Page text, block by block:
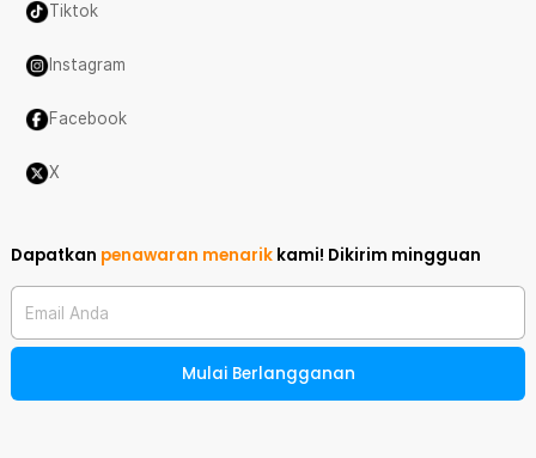
Tiktok
Instagram
Facebook
X
Dapatkan penawaran menarik kami! Dikirim mingguan
Email Anda
Mulai Berlangganan